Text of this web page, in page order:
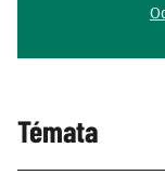
Témata